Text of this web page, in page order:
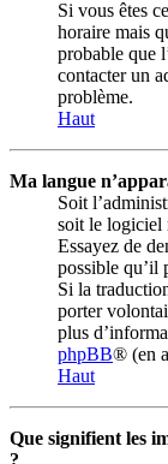
Si vous êtes
horaire mais
probable que
contacter un
problème.
Haut
Ma langue
Soit
soit le logiciel
Essayez de
possible qu’il
Si la
porter
plus
phpBB® (en
Haut
Que signifient les
?